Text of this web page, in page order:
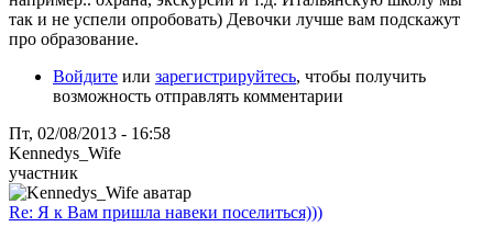
так и не успели опробовать) Девочки лучше вам подскажут
про образование.
Войдите или зарегистрируйтесь, чтобы получить
возможность отправлять комментарии
Пт, 02/08/2013 - 16:58
Kennedys_Wife
участник
Re: Я к Вам пришла навеки поселиться)))